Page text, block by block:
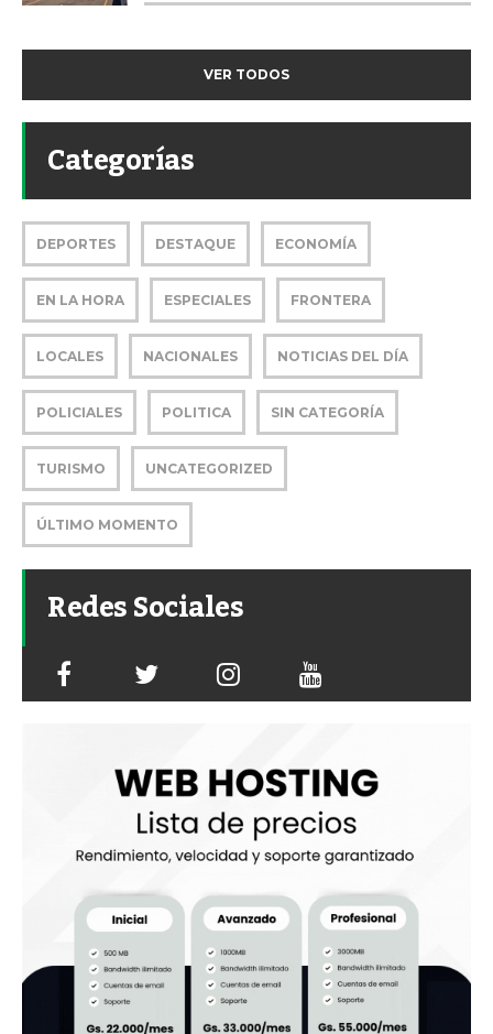
VER TODOS
Categorías
DEPORTES DESTAQUE ECONOMÍA
EN LA HORA ESPECIALES FRONTERA
LOCALES NACIONALES NOTICIAS DEL DÍA
POLICIALES POLITICA SIN CATEGORÍA
TURISMO UNCATEGORIZED
ÚLTIMO MOMENTO
Redes Sociales